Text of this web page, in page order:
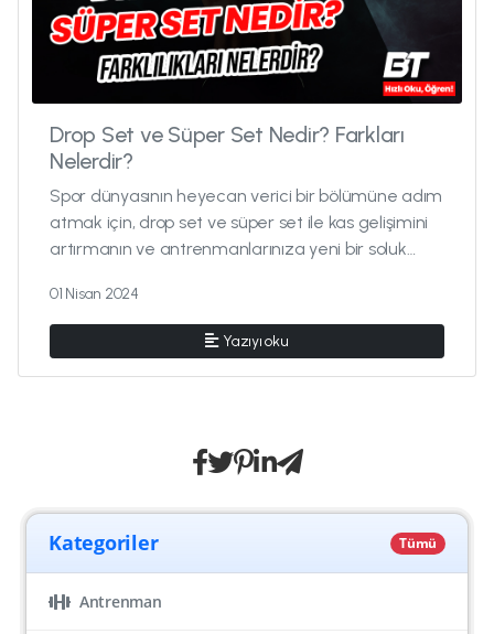
Kategoriler Tümü
Antrenman
Drop Set ve Süper Set Nedir? Farkları
Nelerdir?
Spor dünyasının heyecan verici bir bölümüne adım
atmak için, drop set ve süper set ile kas gelişimini
artırmanın ve antrenmanlarınıza yeni bir soluk
01 Nisan 2024
Yazıyı oku